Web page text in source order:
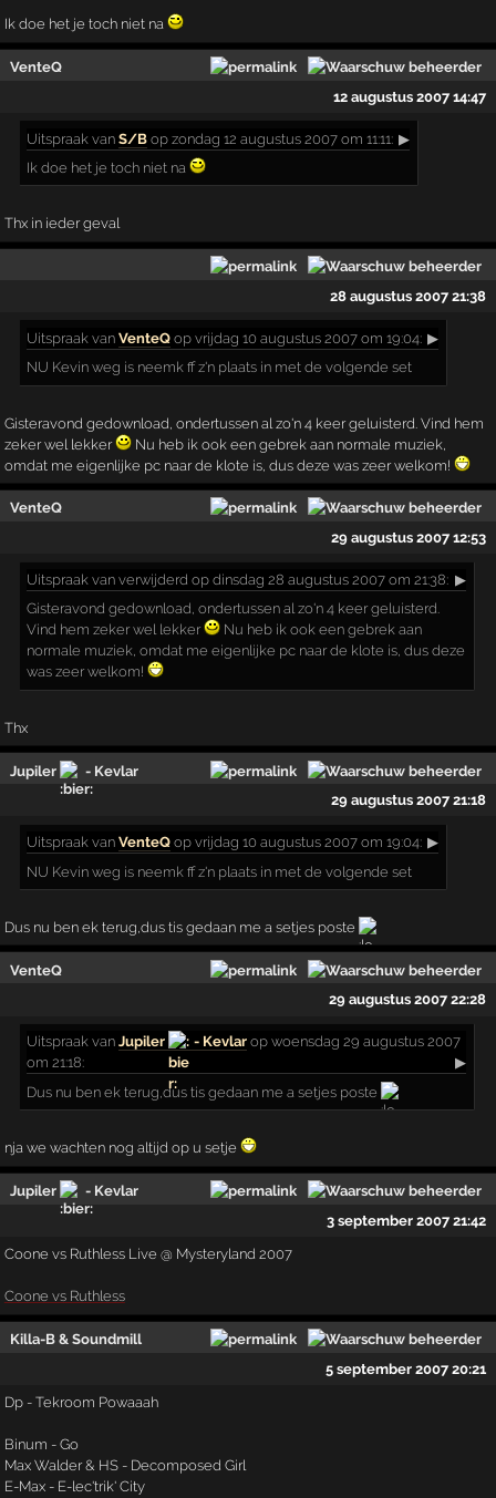
Ik doe het je toch niet na
VenteQ
12 augustus 2007 14:47
Uitspraak vanS/B op zondag 12 augustus 2007 om 11:11: ▶
Ik doe het je toch niet na
Thx in ieder geval
28 augustus 2007 21:38
Uitspraak vanVenteQ op vrijdag 10 augustus 2007 om 19:04: ▶
NU Kevin weg is neemk ff z'n plaats in met de volgende set
Gisteravond gedownload, ondertussen al zo'n 4 keer geluisterd. Vind hem
zeker wel lekker
Nu heb ik ook een gebrek aan normale muziek,
omdat me eigenlijke pc naar de klote is, dus deze was zeer welkom!
VenteQ
29 augustus 2007 12:53
Uitspraak van verwijderd op dinsdag 28 augustus 2007 om 21:38: ▶
Gisteravond gedownload, ondertussen al zo'n 4 keer geluisterd.
Vind hem zeker wel lekker
Nu heb ik ook een gebrek aan
normale muziek, omdat me eigenlijke pc naar de klote is, dus deze
was zeer welkom!
Thx
Jupiler
- Kevlar
29 augustus 2007 21:18
Uitspraak vanVenteQ op vrijdag 10 augustus 2007 om 19:04: ▶
NU Kevin weg is neemk ff z'n plaats in met de volgende set
Dus nu ben ek terug,dus tis gedaan me a setjes poste
VenteQ
29 augustus 2007 22:28
Uitspraak vanJupiler - Kevlar op woensdag 29 augustus 2007
om 21:18:
▶
Dus nu ben ek terug,dus tis gedaan me a setjes poste
nja we wachten nog altijd op u setje
Jupiler
- Kevlar
3 september 2007 21:42
Coone vs Ruthless Live @ Mysteryland 2007
Coone vs Ruthless
Killa-B & Soundmill
5 september 2007 20:21
Dp - Tekroom Powaaah
Binum - Go
Max Walder & HS - Decomposed Girl
E-Max - E-lec'trik' City